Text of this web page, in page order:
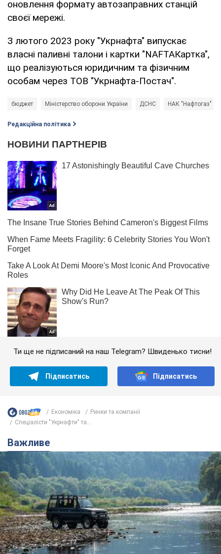
оновлення формату автозаправних станцій
своєї мережі.
З лютого 2023 року "Укрнафта" випускає
власні паливні талони і картки "NAFTAКартка",
що реалізуються юридичним та фізичним
особам через ТОВ "Укрнафта-Постач".
бюджет Міністерство оборони України ДСНС НАК "Нафтогаз"
Редакційна політика
Ти ще не підписаний на наш Telegram? Швиденько тисни!
Підписатись Підписатись
Економіка
Ринки та компанії
Спеціалісти "Укрнафти" та...
Важливе